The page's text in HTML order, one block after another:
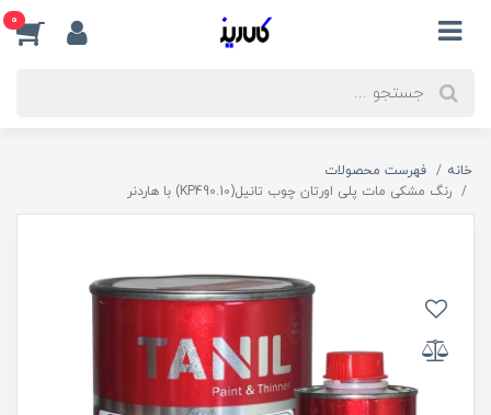
0
خانه
فهرست محصولات
رنگ مشکی مات پلی اورتان چوب تانیل(KP490.10) با هاردنر